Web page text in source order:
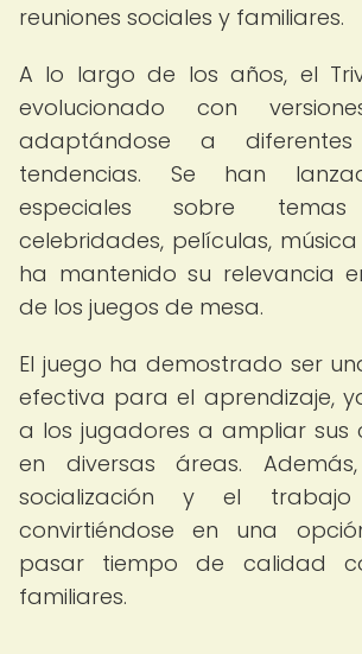
reuniones sociales y familiares.
A lo largo de los años, el
evolucionado con
adaptándose a
tendencias. Se han
especiales sobre temas
celebridades, películas,
ha mantenido su relevancia
de los juegos de mesa.
El juego ha demostrado ser
efectiva para el aprendizaje,
a los jugadores a ampliar sus
en diversas áreas.
socialización y el
convirtiéndose en una
pasar tiempo de calidad
familiares.